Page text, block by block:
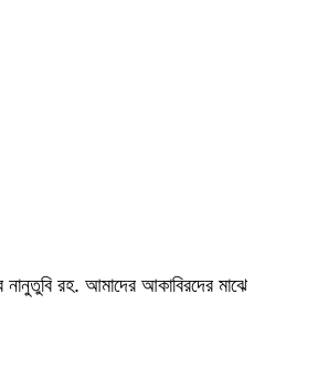
রহ. আমাদের আকাবিরদের মাঝে